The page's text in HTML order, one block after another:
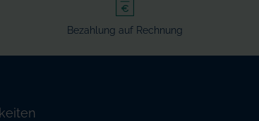
Bezahlung auf Rechnung